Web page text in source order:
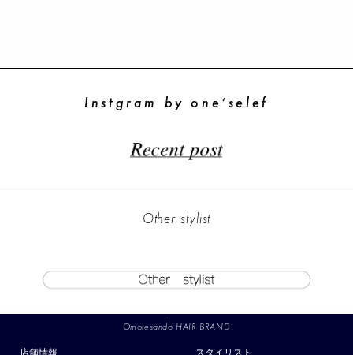
Instgram by one’selef
Other stylist
Omotesando HAIR BRAND
店舗情報 スタイリスト